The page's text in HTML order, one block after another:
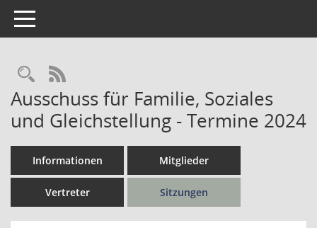
Toggle navigation
Rechercheauswahl
RSS-Feed
Ausschuss für Familie, Soziales
und Gleichstellung - Termine 2024
Informationen Mitglieder
Vertreter Sitzungen